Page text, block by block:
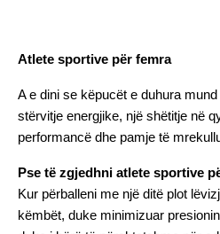
Atlete sportive për femra
A e dini se këpucët e duhura
stërvitje energjike, një shëtitje në
performancë dhe pamje të
Pse të zgjedhni atlete sportive
Kur përballeni me një ditë plot
këmbët, duke minimizuar